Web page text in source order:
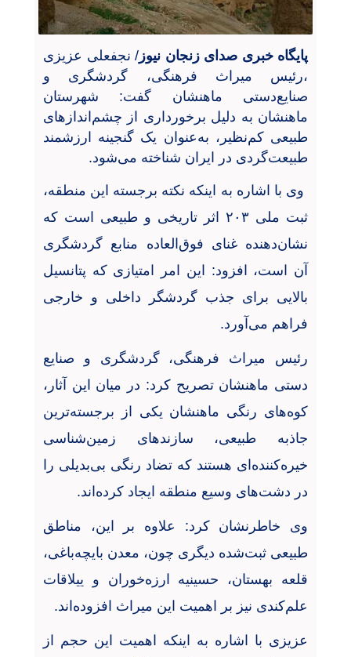
پایگاه خبری صدای زنجان نیوز / نجفعلی عزیزی
،رئیس میراث فرهنگی، گردشگری و
صنایع‌دستی ماهنشان گفت: شهرستان
ماهنشان به دلیل برخورداری از چشم‌اندازهای
طبیعی کم‌نظیر، به‌عنوان یک گنجینه ارزشمند
طبیعت‌گردی در ایران شناخته می‌شود.
وی با اشاره به اینکه نکته برجسته این منطقه،
ثبت ملی ۲۰۳ اثر تاریخی و طبیعی است که
نشان‌دهنده غنای فوق‌العاده منابع گردشگری
آن است، افزود: این امر امتیازی که پتانسیل
بالایی برای جذب گردشگر داخلی و خارجی
فراهم می‌آورد.
رئیس میراث فرهنگی، گردشگری و صنایع
دستی ماهنشان تصریح کرد: در میان این آثار،
کوه‌های رنگی ماهنشان یکی از برجسته‌ترین
جاذبه طبیعی، سازندهای زمین‌شناسی
خیره‌کننده‌ای هستند که تضاد رنگی بی‌بدیلی را
در دشت‌های وسیع منطقه ایجاد کرده‌اند.
وی خاطرنشان کرد: علاوه بر این، مناطق
طبیعی ثبت‌شده دیگری چون، معدن بایچه‌باغی،
قلعه بهستان، حسینیه ارزه‌خوران و ییلاقات
علم‌کندی نیز بر اهمیت این میراث افزوده‌اند.
عزیزی با اشاره به اینکه اهمیت این حجم از